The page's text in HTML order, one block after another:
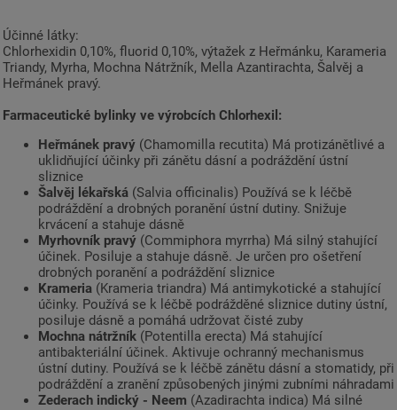
Účinné látky:
Chlorhexidin 0,10%, fluorid 0,10%, výtažek z Heřmánku, Karameria
Triandy, Myrha, Mochna Nátržník, Mella Azantirachta, Šalvěj a
Heřmánek pravý.
Farmaceutické bylinky ve výrobcích Chlorhexil:
Heřmánek pravý (Chamomilla recutita) Má protizánětlivé a
uklidňující účinky při zánětu dásní a podráždění ústní
sliznice
Šalvěj lékařská (Salvia officinalis) Používá se k léčbě
podráždění a drobných poranění ústní dutiny. Snižuje
krvácení a stahuje dásně
Myrhovník pravý (Commiphora myrrha) Má silný stahující
účinek. Posiluje a stahuje dásně. Je určen pro ošetření
drobných poranění a podráždění sliznice
Krameria (Krameria triandra) Má antimykotické a stahující
účinky. Používá se k léčbě podrážděné sliznice dutiny ústní,
posiluje dásně a pomáhá udržovat čisté zuby
Mochna nátržník (Potentilla erecta) Má stahující
antibakteriální účinek. Aktivuje ochranný mechanismus
ústní dutiny. Používá se k léčbě zánětu dásní a stomatidy, při
podráždění a zranění způsobených jinými zubními náhradami
Zederach indický - Neem (Azadirachta indica) Má silné